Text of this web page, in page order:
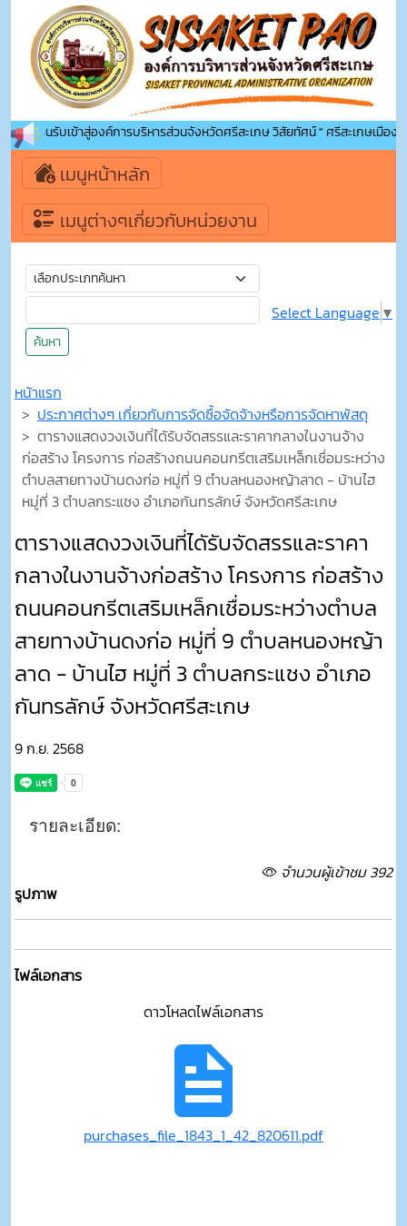
ดีต้อนรับเข้าสู่องค์การบริหารส่วนจังหวัดศรีสะเกษ วิสัยทัศน์ " ศรีสะเกษเมือง
เมนูหน้าหลัก
เมนูต่างๆเกี่ยวกับหน่วยงาน
ค้นหา
Select Language ▼
หน้าแรก
ประกาศต่างๆ เกี่ยวกับการจัดซื้อจัดจ้างหรือการจัดหาพัสดุ
ตารางแสดงวงเงินที่ไดัรับจัดสรรและราคากลางในงานจ้าง
ก่อสร้าง โครงการ ก่อสร้างถนนคอนกรีตเสริมเหล็กเชื่อมระหว่าง
ตำบลสายทางบ้านดงก่อ หมู่ที่ 9 ตำบลหนองหญ้าลาด - บ้านไฮ
หมู่ที่ 3 ตำบลกระแชง อำเภอกันทรลักษ์ จังหวัดศรีสะเกษ
ตารางแสดงวงเงินที่ไดัรับจัดสรรและราคา
กลางในงานจ้างก่อสร้าง โครงการ ก่อสร้าง
ถนนคอนกรีตเสริมเหล็กเชื่อมระหว่างตำบล
สายทางบ้านดงก่อ หมู่ที่ 9 ตำบลหนองหญ้า
ลาด - บ้านไฮ หมู่ที่ 3 ตำบลกระแชง อำเภอ
กันทรลักษ์ จังหวัดศรีสะเกษ
9 ก.ย. 2568
รายละเอียด:
จำนวนผู้เข้าชม 392
รูปภาพ
ไฟล์เอกสาร
ดาวโหลดไฟล์เอกสาร
purchases_file_1843_1_42_820611.pdf